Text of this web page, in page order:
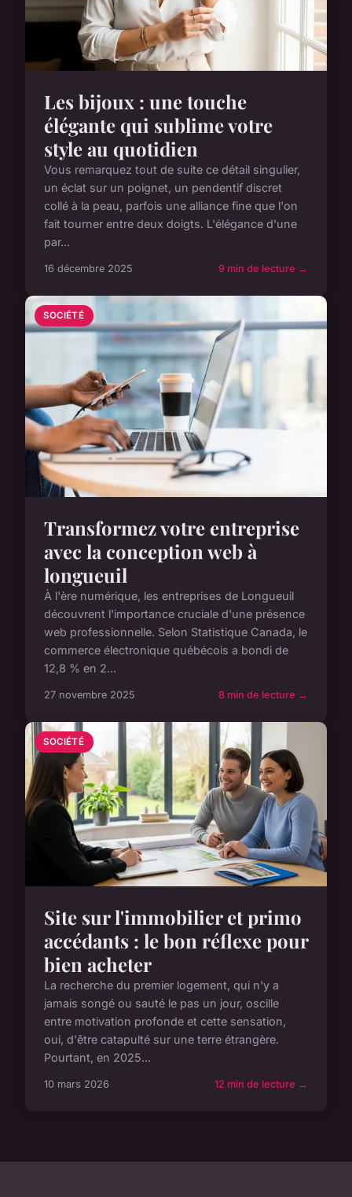
Les bijoux : une touche
élégante qui sublime votre
style au quotidien
Vous remarquez tout de suite ce détail singulier,
un éclat sur un poignet, un pendentif discret
collé à la peau, parfois une alliance fine que l'on
fait tourner entre deux doigts. L'élégance d'une
par...
16 décembre 2025 9 min de lecture →
SOCIÉTÉ
Transformez votre entreprise
avec la conception web à
longueuil
À l'ère numérique, les entreprises de Longueuil
découvrent l'importance cruciale d'une présence
web professionnelle. Selon Statistique Canada, le
commerce électronique québécois a bondi de
12,8 % en 2...
27 novembre 2025 8 min de lecture →
SOCIÉTÉ
Site sur l'immobilier et primo
accédants : le bon réflexe pour
bien acheter
La recherche du premier logement, qui n'y a
jamais songé ou sauté le pas un jour, oscille
entre motivation profonde et cette sensation,
oui, d'être catapulté sur une terre étrangère.
Pourtant, en 2025...
10 mars 2026 12 min de lecture →